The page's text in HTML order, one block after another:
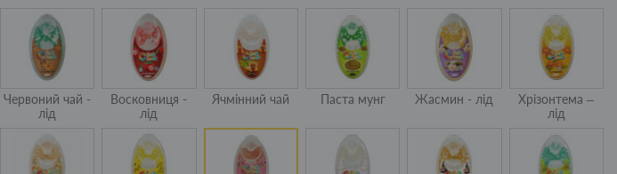
Червоний чай -
лід
Восковниця -
лід
Ячмінний чай Паста мунг Жасмин - лід
Хрізонтема –
лід